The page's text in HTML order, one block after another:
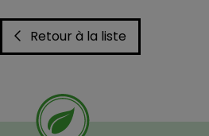
Retour à la liste